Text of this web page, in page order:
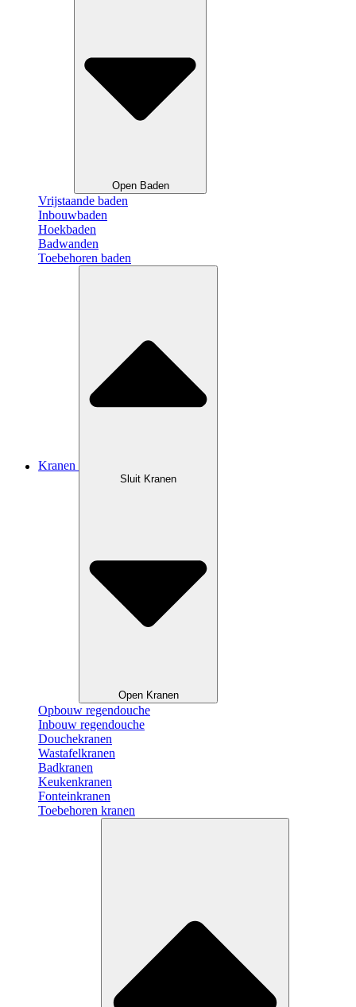
Open Baden
Vrijstaande baden
Inbouwbaden
Hoekbaden
Badwanden
Toebehoren baden
Kranen
Sluit Kranen
Open Kranen
Opbouw regendouche
Inbouw regendouche
Douchekranen
Wastafelkranen
Badkranen
Keukenkranen
Fonteinkranen
Toebehoren kranen